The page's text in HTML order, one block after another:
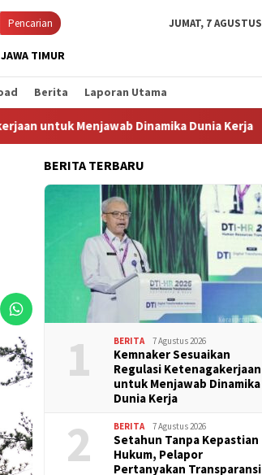
Pencarian JUMAT, 7
JAWA TIMUR
Berita Laporan Utama
Menjawab Dinamika Dunia Kerja
BERITA TERBARU
1 BERITA 7 Agustus 2026
Kemnaker Sesuaikan
Regulasi Ketenagakerjaan
untuk Menjawab Dinamika
Dunia Kerja
2 BERITA 7 Agustus 2026
Setahun Tanpa Kepastian
Hukum, Pelapor
Pertanyakan Transparansi